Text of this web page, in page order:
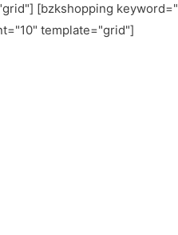
[bzkshopping keyword="
template="grid"]